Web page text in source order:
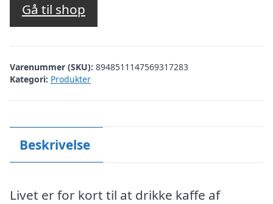
Gå til shop
Varenummer (SKU): 8948511147569317283
Kategori: Produkter
Beskrivelse
Livet er for kort til at drikke kaffe af